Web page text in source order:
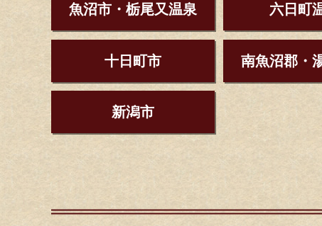
魚沼市・栃尾又温泉 六日町
十日町市 南魚沼郡・
新潟市